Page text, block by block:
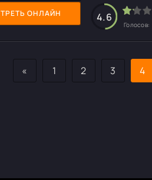
ОНЛАЙН 4.6
Голосов:
« 1 2 3 4